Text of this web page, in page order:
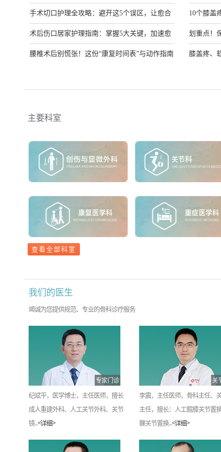
手术切口护理全攻略：避开这5个误区，让愈合
快人一步
术后伤口居家护理指南：掌握5大关键，加速愈
合并避免感染
腰椎术后别慌张！这份“康复时间表”与动作指南
10个膝盖
划重点！
膝盖疼、
主要科室
查看全部科室
我们的医生
竭诚为您提供规范、专业的骨科诊疗服务
专家门诊
纪斌平，医学博士，主任医师，擅长
成人重建外科、人工关节外科、关节
镜...<详细>
关
李震，主任医师，骨科主任、
主任，擅长：人工髋膝关节置
髁关节置换...<详细>